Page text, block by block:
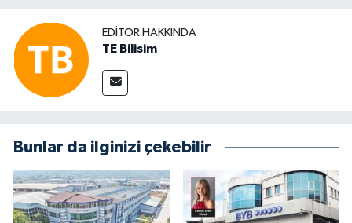
EDITÖR HAKKINDA
TE Bilisim
Bunlar da ilginizi çekebilir